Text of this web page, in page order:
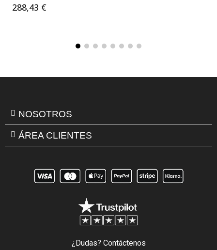
288,43 €
NOSOTROS
ÁREA CLIENTES
¿Dudas? Contáctenos